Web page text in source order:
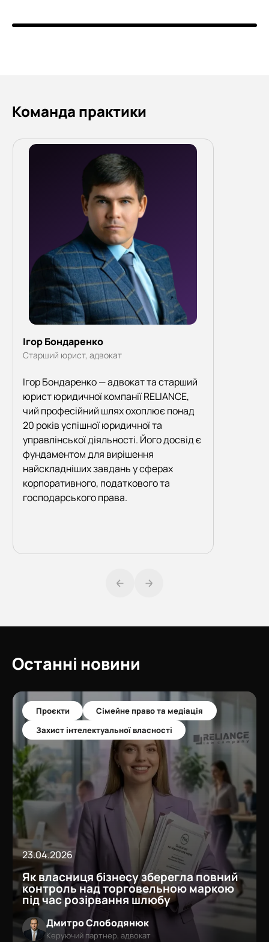
Команда практики
Ігор Бондаренко
Старший юрист, адвокат
Ігор Бондаренко — адвокат та старший
юрист юридичної компанії RELIANCE,
чий професійний шлях охоплює понад
20 років успішної юридичної та
управлінської діяльності. Його досвід є
фундаментом для вирішення
найскладніших завдань у сферах
корпоративного, податкового та
господарського права.
Останні новини
Проєкти
Сімейне право та медіація
Захист інтелектуальної власності
23.04.2026
Як власниця бізнесу зберегла повний
контроль над торговельною маркою
під час розірвання шлюбу
Дмитро Слободянюк
Керуючий партнер, адвокат